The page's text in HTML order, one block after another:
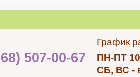
507-00-67
График
ПН-ПТ
СБ, ВС -